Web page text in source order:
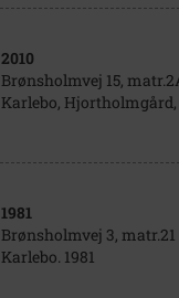
2010
Brønsholmvej 15,
Karlebo, Hjortholmgård,
1981
Brønsholmvej 3,
Karlebo. 1981